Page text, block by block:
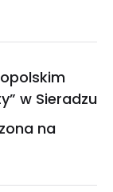
w Sieradzu
na